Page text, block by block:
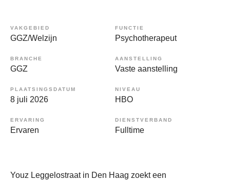
VAKGEBIED
GGZ/Welzijn
FUNCTIE
Psychotherapeut
BRANCHE
GGZ
AANSTELLING
Vaste aanstelling
PLAATSINGSDATUM
8 juli 2026
NIVEAU
HBO
ERVARING
Ervaren
DIENSTVERBAND
Fulltime
Youz Leggelostraat in Den Haag zoekt een